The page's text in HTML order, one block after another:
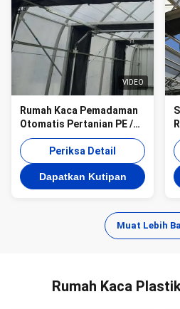
VIDEO
Rumah Kaca Pemadaman
Otomatis Pertanian PE /
Rumah Kaca Film Plastik
Periksa Detail
Dapatkan Kutipan
Muat Lebih
Rumah Kaca